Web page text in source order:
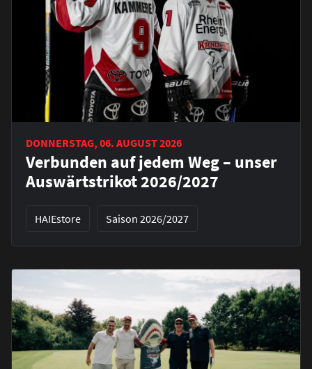
DONNERSTAG, 06. AUGUST 2026
Verbunden auf jedem Weg – unser
Auswärtstrikot 2026/2027
HAIEstore Saison 2026/2027